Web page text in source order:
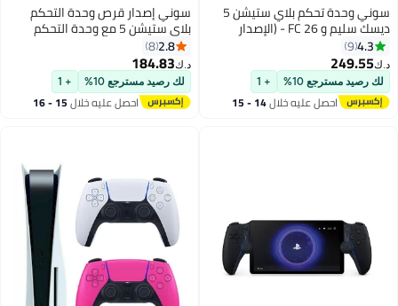
سوني وحدة تحكم بلاي ستيشن 5
ديسك سليم و FC 26 - (الإصدار
الدولي)
4.3
9
د.ك‏249.55
لك رصيد مسترجع 10% + 1
احصل عليه خلال 14 - 15
سوني إصدار قرص وحدة التحكم
بلاي ستيشن 5 مع وحدة التحكم
2.8
8
د.ك‏184.83
لك رصيد مسترجع 10% + 1
احصل عليه خلال 15 - 16